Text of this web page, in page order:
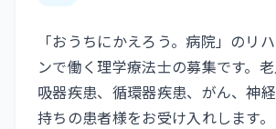
「おうちにかえろう。病院」のリ
ンで働く理学療法士の募集です。
吸器疾患、循環器疾患、がん、神
持ちの患者様をお受け入れします。